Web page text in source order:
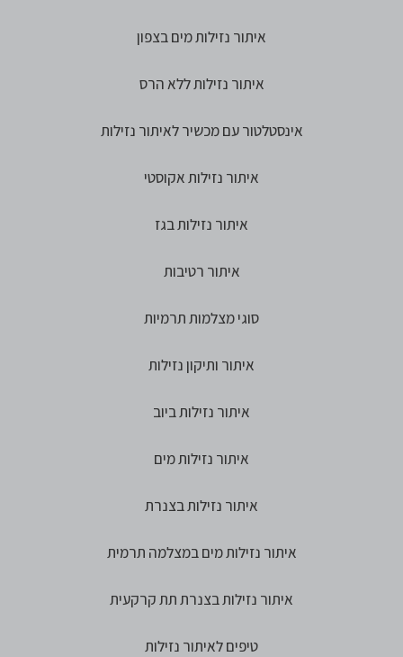
איתור נזילות מים בצפון
איתור נזילות ללא הרס
אינסטלטור עם מכשיר לאיתור נזילות
איתור נזילות אקוסטי
איתור נזילות בגז
איתור רטיבות
סוגי מצלמות תרמיות
איתור ותיקון נזילות
איתור נזילות ביוב
איתור נזילות מים
איתור נזילות בצנרת
איתור נזילות מים במצלמה תרמית
איתור נזילות בצנרת תת קרקעית
טיפים לאיתור נזילות